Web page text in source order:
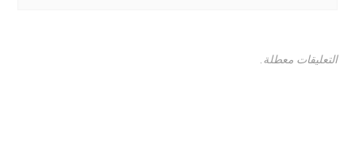
التعليقات معطلة.